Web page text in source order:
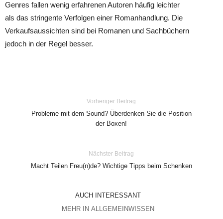
Genres fallen wenig erfahrenen Autoren häufig leichter
als das stringente Verfolgen einer Romanhandlung. Die
Verkaufsaussichten sind bei Romanen und Sachbüchern
jedoch in der Regel besser.
Vorheriger Beitrag
Probleme mit dem Sound? Überdenken Sie die Position
der Boxen!
Nächster Beitrag
Macht Teilen Freu(n)de? Wichtige Tipps beim Schenken
AUCH INTERESSANT
MEHR IN ALLGEMEINWISSEN